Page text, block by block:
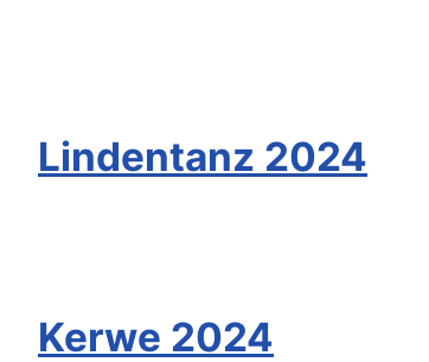
Lindentanz 2024
Kerwe 2024